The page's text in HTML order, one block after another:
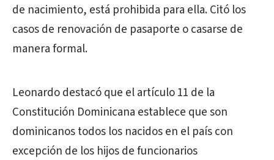
de nacimiento, está prohibida para ella. Citó los
casos de renovación de pasaporte o casarse de
manera formal.
Leonardo destacó que el artículo 11 de la
Constitución Dominicana establece que son
dominicanos todos los nacidos en el país con
excepción de los hijos de funcionarios